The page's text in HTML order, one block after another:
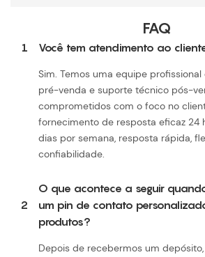
FAQ
1 Você tem atendimento ao
Sim. Temos uma equipe
pré-venda e suporte técnico pós-
comprometidos com o foco no
fornecimento de resposta eficaz 24
dias por semana, resposta rápida,
confiabilidade.
2
O que acontece a seguir
um pin de contato
produtos?
Depois de recebermos um